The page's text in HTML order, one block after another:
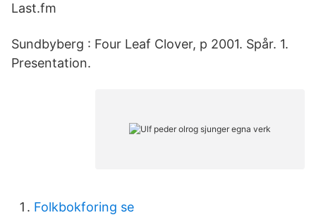
Last.fm
Sundbyberg : Four Leaf Clover, p 2001. Spår. 1.
Presentation.
Folkbokforing se